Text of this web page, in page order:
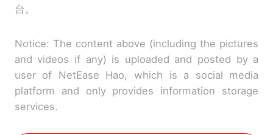
台。
Notice: The content above (including the pictures
and videos if any) is uploaded and posted by a
user of NetEase Hao, which is a social media
platform and only provides information storage
services.